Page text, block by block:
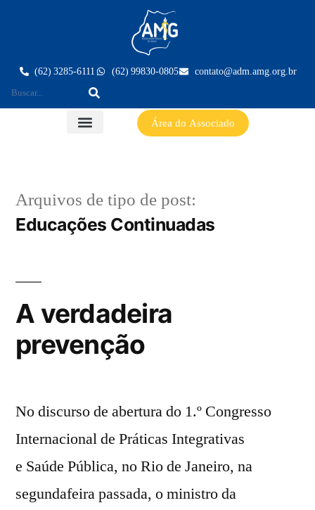
(62) 3285-6111 (62) 99830-0805 contato@adm.amg.org.br
Área do Associado
Arquivos de tipo de post:
Educações Continuadas
A verdadeira
prevenção
No discurso de abertura do 1.º Congresso
Internacional de Práticas Integrativas
e Saúde Pública, no Rio de Janeiro, na
segundafeira passada, o ministro da